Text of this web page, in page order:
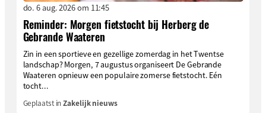
do. 6 aug. 2026 om 11:45
Reminder: Morgen fietstocht bij Herberg de
Gebrande Waateren
Zin in een sportieve en gezellige zomerdag in het Twentse
landschap? Morgen, 7 augustus organiseert De Gebrande
Waateren opnieuw een populaire zomerse fietstocht. Eén
tocht...
Geplaatst inZakelijk nieuws